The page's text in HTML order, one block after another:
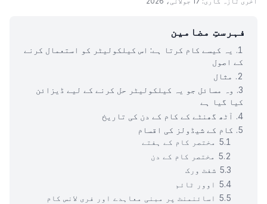
فہرستِ مضامین
یہ کیسے کام کرتا ہے: اس کیلکولیٹر کو استعمال کرنے
کے اصول
مثال
وہ مسائل جو یہ کیلکولیٹر حل کرنے کے لیے ڈیزائن
کیا گیا ہے
آٹھ گھنٹے کے کام کے دن کی تاریخ
کام کے شیڈولز کی اقسام
مختصر کام کے ہفتے
مختصر کام کے دن
شفٹ ورک
اوور ٹائم
اسائنمنٹ پر مبنی معاہدے اور فری لانس کام